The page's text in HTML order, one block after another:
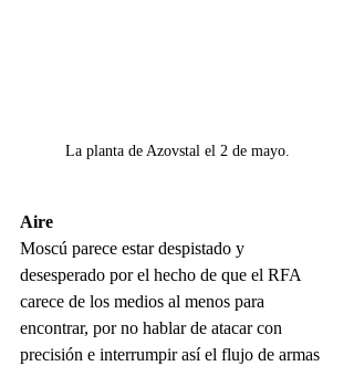
La planta de Azovstal el 2 de mayo.
Aire
Moscú parece estar despistado y
desesperado por el hecho de que el RFA
carece de los medios al menos para
encontrar, por no hablar de atacar con
precisión e interrumpir así el flujo de armas